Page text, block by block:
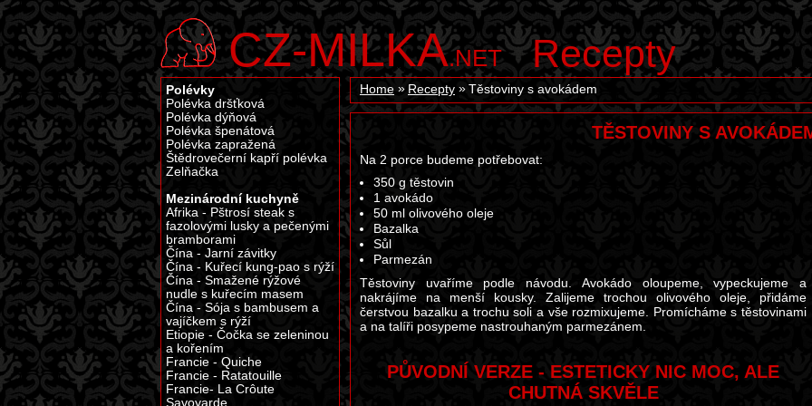
CZ-MILKA.NET Recepty
Home Recepty Těstoviny s avokádem
TĚSTOVINY S
Na 2 porce budeme potřebovat:
350 g těstovin
1 avokádo
50 ml olivového oleje
Bazalka
Sůl
Parmezán
Těstoviny uvaříme podle návodu. Avokádo oloupeme, vypeckujeme a
nakrájíme na menší kousky. Zalijeme trochou olivového oleje, přidáme
čerstvou bazalku a trochu soli a vše rozmixujeme. Promícháme s těstovinami
a na talíři posypeme nastrouhaným parmezánem.
PŮVODNÍ VERZE - ESTETICKY NIC MOC, ALE
CHUTNÁ SKVĚLE
Polévky
Polévka dršťková
Polévka dýňová
Polévka špenátová
Polévka zapražená
Štědrovečerní kapří polévka
Zelňačka
Mezinárodní kuchyně
Afrika - Pštrosí steak s
fazolovými lusky a pečenými
bramborami
Čína - Jarní závitky
Čína - Kuřecí kung-pao s rýží
Čína - Smažené rýžové
nudle s kuřecím masem
Čína - Sója s bambusem a
vajíčkem s rýží
Etiopie - Čočka se zeleninou
a kořením
Francie - Quiche
Francie - Ratatouille
Francie- La Crôute
Savoyarde